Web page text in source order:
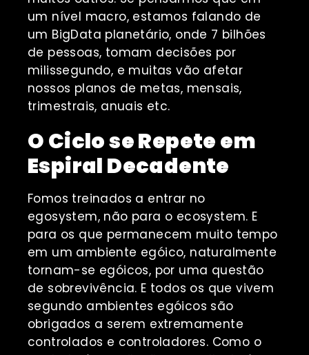
um nível macro, estamos falando de
um BigData planetário, onde 7 bilhões
de pessoas, tomam decisões por
milissegundo, e muitas vão afetar
nossos planos de metas, mensais,
trimestrais, anuais etc.
O Ciclo se Repete em
Espiral Decadente
Fomos treinados a entrar no
egosystem, não para o ecosystem. E
para os que permanecem muito tempo
em um ambiente egóico, naturalmente
tornam-se egóicos, por uma questão
de sobrevivência. E todos os que vivem
segundo ambientes egóicos são
obrigados a serem extremamente
controlados e controladores. Como o